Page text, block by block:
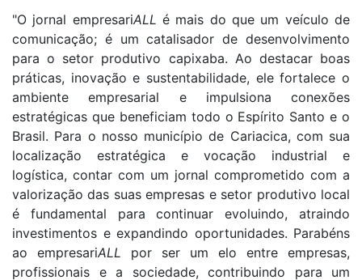
"O jornal empresariALL é mais do que um veículo de
comunicação; é um catalisador de desenvolvimento
para o setor produtivo capixaba. Ao destacar boas
práticas, inovação e sustentabilidade, ele fortalece o
ambiente empresarial e impulsiona conexões
estratégicas que beneficiam todo o Espírito Santo e o
Brasil. Para o nosso município de Cariacica, com sua
localização estratégica e vocação industrial e
logística, contar com um jornal comprometido com a
valorização das suas empresas e setor produtivo local
é fundamental para continuar evoluindo, atraindo
investimentos e expandindo oportunidades. Parabéns
ao empresariALL por ser um elo entre empresas,
profissionais e a sociedade, contribuindo para um